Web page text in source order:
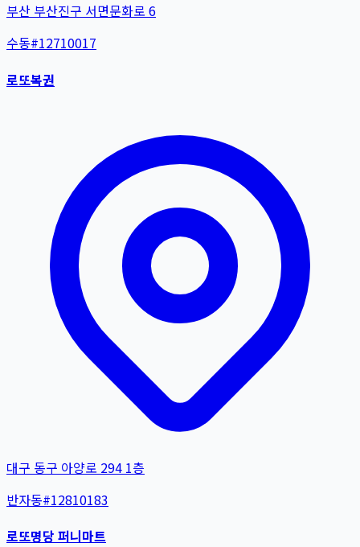
부산 부산진구 서면문화로 6
수동#12710017
로또복권
대구 동구 아양로 294 1층
반자동#12810183
로또명당 퍼니마트